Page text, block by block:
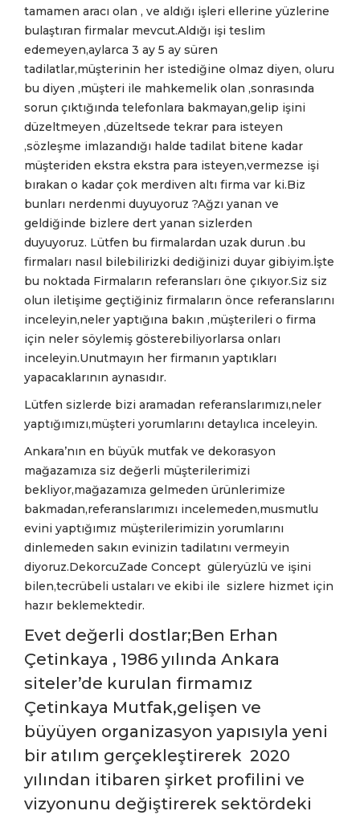
tamamen aracı olan , ve aldığı işleri ellerine yüzlerine
bulaştıran firmalar mevcut.Aldığı işi teslim
edemeyen,aylarca 3 ay 5 ay süren
tadilatlar,müşterinin her istediğine olmaz diyen, oluru
bu diyen ,müşteri ile mahkemelik olan ,sonrasında
sorun çıktığında telefonlara bakmayan,gelip işini
düzeltmeyen ,düzeltsede tekrar para isteyen
,sözleşme imlazandığı halde tadilat bitene kadar
müşteriden ekstra ekstra para isteyen,vermezse işi
bırakan o kadar çok merdiven altı firma var ki.Biz
bunları nerdenmi duyuyoruz ?Ağzı yanan ve
geldiğinde bizlere dert yanan sizlerden
duyuyoruz. Lütfen bu firmalardan uzak durun .bu
firmaları nasıl bilebilirizki dediğinizi duyar gibiyim.İşte
bu noktada Firmaların referansları öne çıkıyor.Siz siz
olun iletişime geçtiğiniz firmaların önce referanslarını
inceleyin,neler yaptığına bakın ,müşterileri o firma
için neler söylemiş gösterebiliyorlarsa onları
inceleyin.Unutmayın her firmanın yaptıkları
yapacaklarının aynasıdır.
Lütfen sizlerde bizi aramadan referanslarımızı,neler
yaptığımızı,müşteri yorumlarını detaylıca inceleyin.
Ankara’nın en büyük mutfak ve dekorasyon
mağazamıza siz değerli müşterilerimizi
bekliyor,mağazamıza gelmeden ürünlerimize
bakmadan,referanslarımızı incelemeden,musmutlu
evini yaptığımız müşterilerimizin yorumlarını
dinlemeden sakın evinizin tadilatını vermeyin
diyoruz.DekorcuZade Concept güleryüzlü ve işini
bilen,tecrübeli ustaları ve ekibi ile sizlere hizmet için
hazır beklemektedir.
Evet değerli dostlar;Ben Erhan
Çetinkaya , 1986 yılında Ankara
siteler’de kurulan firmamız
Çetinkaya Mutfak,gelişen ve
büyüyen organizasyon yapısıyla yeni
bir atılım gerçekleştirerek 2020
yılından itibaren şirket profilini ve
vizyonunu değiştirerek sektördeki